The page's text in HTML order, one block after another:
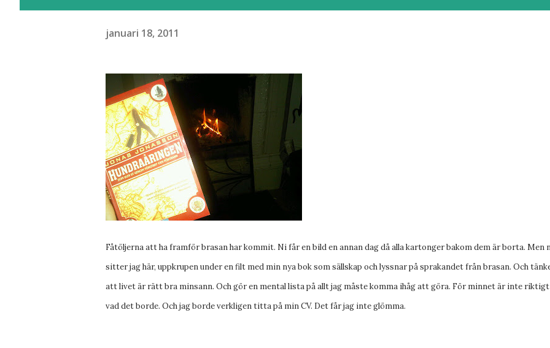
januari 18, 2011
Fåtöljerna att ha framför brasan har kommit. Ni får en bild en annan dag då alla kartonger bakom dem är borta. Men
sitter jag här, uppkrupen under en filt med min nya bok som sällskap och lyssnar på sprakandet från brasan. Och
att livet är rätt bra minsann. Och gör en mental lista på allt jag måste komma ihåg att göra. För minnet är inte riktigt
vad det borde. Och jag borde verkligen titta på min CV. Det får jag inte glömma.